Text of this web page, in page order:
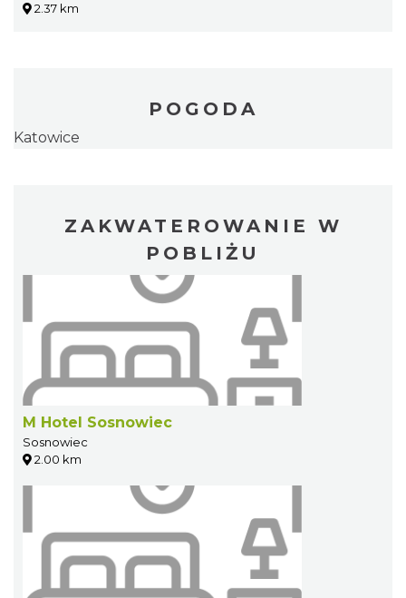
2.37 km
POGODA
Katowice
ZAKWATEROWANIE W
POBLIŻU
M Hotel Sosnowiec
Sosnowiec
2.00 km